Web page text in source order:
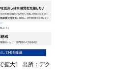
拡大］ 出所：デク